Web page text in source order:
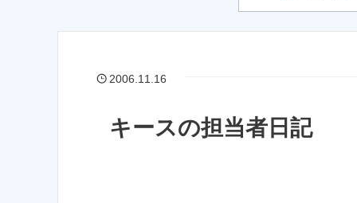
2006.11.16
キースの担当者日記